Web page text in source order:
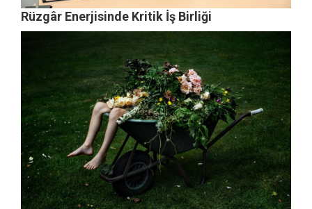
Rüzgâr Enerjisinde Kritik İş Birliği